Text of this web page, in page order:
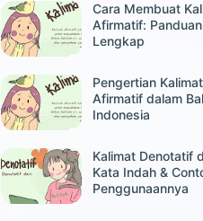
Cara Membuat
Afirmatif: Panduan
Lengkap
Pengertian Kalimat
Afirmatif dalam
Indonesia
Kalimat Denotatif
Kata Indah &
Penggunaannya